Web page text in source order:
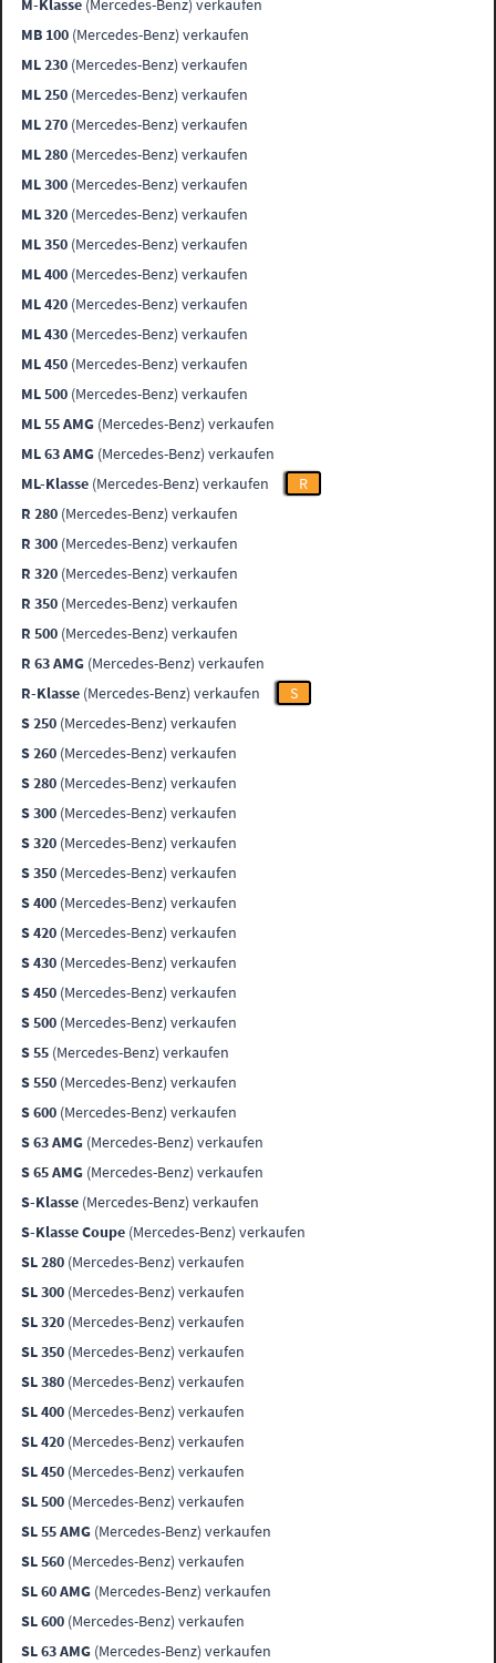
M-Klasse (Mercedes-Benz) verkaufen
MB 100 (Mercedes-Benz) verkaufen
ML 230 (Mercedes-Benz) verkaufen
ML 250 (Mercedes-Benz) verkaufen
ML 270 (Mercedes-Benz) verkaufen
ML 280 (Mercedes-Benz) verkaufen
ML 300 (Mercedes-Benz) verkaufen
ML 320 (Mercedes-Benz) verkaufen
ML 350 (Mercedes-Benz) verkaufen
ML 400 (Mercedes-Benz) verkaufen
ML 420 (Mercedes-Benz) verkaufen
ML 430 (Mercedes-Benz) verkaufen
ML 450 (Mercedes-Benz) verkaufen
ML 500 (Mercedes-Benz) verkaufen
ML 55 AMG (Mercedes-Benz) verkaufen
ML 63 AMG (Mercedes-Benz) verkaufen
ML-Klasse (Mercedes-Benz) verkaufen
R
R 280 (Mercedes-Benz) verkaufen
R 300 (Mercedes-Benz) verkaufen
R 320 (Mercedes-Benz) verkaufen
R 350 (Mercedes-Benz) verkaufen
R 500 (Mercedes-Benz) verkaufen
R 63 AMG (Mercedes-Benz) verkaufen
R-Klasse (Mercedes-Benz) verkaufen
S
S 250 (Mercedes-Benz) verkaufen
S 260 (Mercedes-Benz) verkaufen
S 280 (Mercedes-Benz) verkaufen
S 300 (Mercedes-Benz) verkaufen
S 320 (Mercedes-Benz) verkaufen
S 350 (Mercedes-Benz) verkaufen
S 400 (Mercedes-Benz) verkaufen
S 420 (Mercedes-Benz) verkaufen
S 430 (Mercedes-Benz) verkaufen
S 450 (Mercedes-Benz) verkaufen
S 500 (Mercedes-Benz) verkaufen
S 55 (Mercedes-Benz) verkaufen
S 550 (Mercedes-Benz) verkaufen
S 600 (Mercedes-Benz) verkaufen
S 63 AMG (Mercedes-Benz) verkaufen
S 65 AMG (Mercedes-Benz) verkaufen
S-Klasse (Mercedes-Benz) verkaufen
S-Klasse Coupe (Mercedes-Benz) verkaufen
SL 280 (Mercedes-Benz) verkaufen
SL 300 (Mercedes-Benz) verkaufen
SL 320 (Mercedes-Benz) verkaufen
SL 350 (Mercedes-Benz) verkaufen
SL 380 (Mercedes-Benz) verkaufen
SL 400 (Mercedes-Benz) verkaufen
SL 420 (Mercedes-Benz) verkaufen
SL 450 (Mercedes-Benz) verkaufen
SL 500 (Mercedes-Benz) verkaufen
SL 55 AMG (Mercedes-Benz) verkaufen
SL 560 (Mercedes-Benz) verkaufen
SL 60 AMG (Mercedes-Benz) verkaufen
SL 600 (Mercedes-Benz) verkaufen
SL 63 AMG (Mercedes-Benz) verkaufen